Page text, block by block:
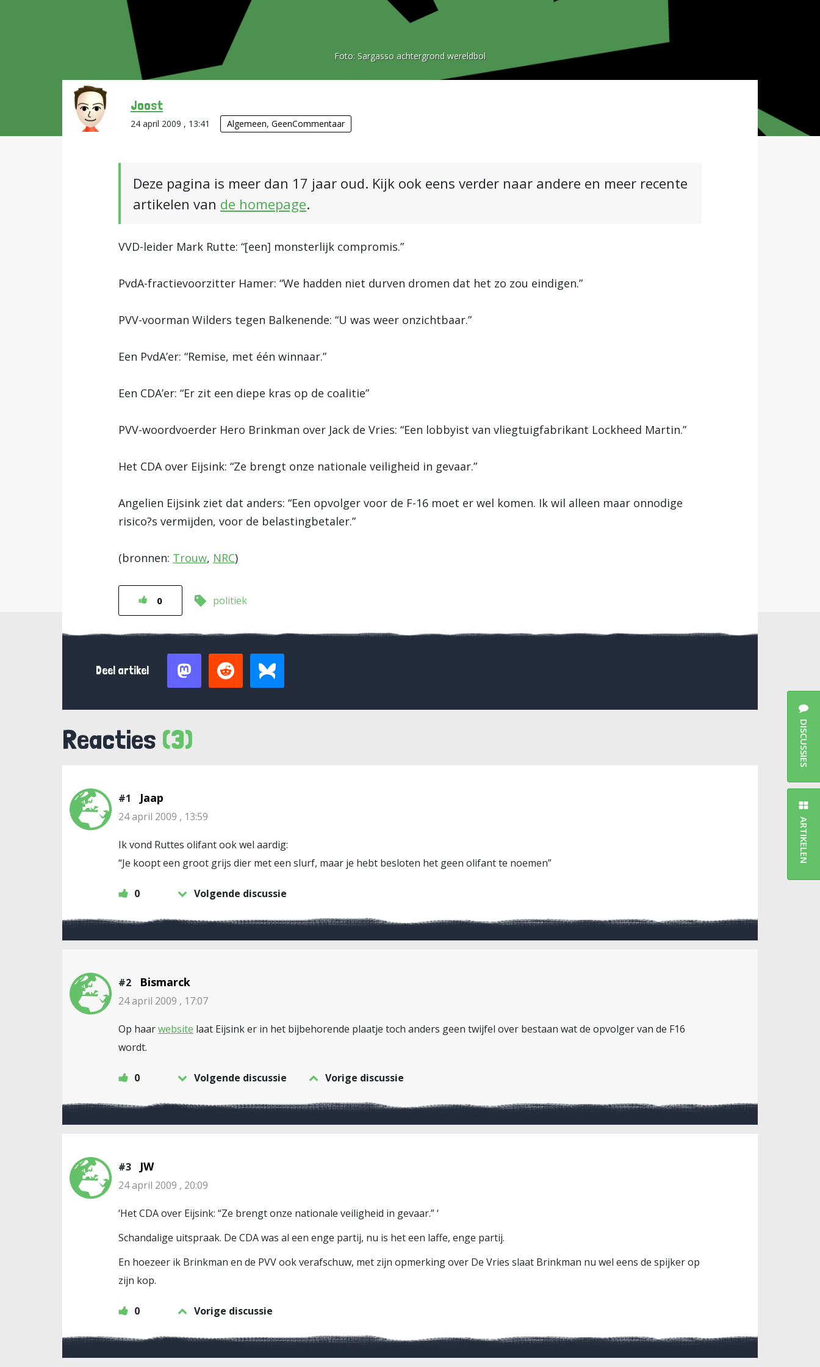
Foto: Sargasso achtergrond wereldbol
Joost
24 april 2009 , 13:41 Algemeen, GeenCommentaar
Deze pagina is meer dan 17 jaar oud. Kijk ook eens verder naar andere en meer recente
artikelen van de homepage.
VVD-leider Mark Rutte: “[een] monsterlijk compromis.”
PvdA-fractievoorzitter Hamer: “We hadden niet durven dromen dat het zo zou eindigen.”
PVV-voorman Wilders tegen Balkenende: “U was weer onzichtbaar.”
Een PvdA’er: “Remise, met één winnaar.”
Een CDA’er: “Er zit een diepe kras op de coalitie”
PVV-woordvoerder Hero Brinkman over Jack de Vries: “Een lobbyist van vliegtuigfabrikant Lockheed Martin.”
Het CDA over Eijsink: “Ze brengt onze nationale veiligheid in gevaar.”
Angelien Eijsink ziet dat anders: “Een opvolger voor de F-16 moet er wel komen. Ik wil alleen maar onnodige
risico?s vermijden, voor de belastingbetaler.”
(bronnen: Trouw, NRC)
0 politiek
Deel artikel
Reacties (3)
#1 Jaap
24 april 2009 , 13:59
Ik vond Ruttes olifant ook wel aardig:
“Je koopt een groot grijs dier met een slurf, maar je hebt besloten het geen olifant te noemen”
0 Volgende discussie
#2 Bismarck
24 april 2009 , 17:07
Op haarwebsite laat Eijsink er in het bijbehorende plaatje toch anders geen twijfel over bestaan wat de opvolger van de F16
wordt.
0 Volgende discussie Vorige discussie
#3 JW
24 april 2009 , 20:09
‘Het CDA over Eijsink: “Ze brengt onze nationale veiligheid in gevaar.” ‘
Schandalige uitspraak. De CDA was al een enge partij, nu is het een laffe, enge partij.
En hoezeer ik Brinkman en de PVV ook verafschuw, met zijn opmerking over De Vries slaat Brinkman nu wel eens de spijker op
zijn kop.
0 Vorige discussie
DISCUSSIES
ARTIKELEN